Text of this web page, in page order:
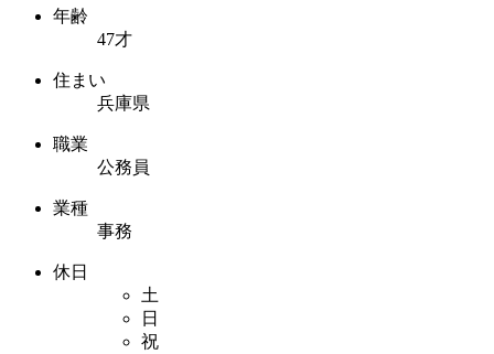
年齢
47才
住まい
兵庫県
職業
公務員
業種
事務
休日
土
日
祝